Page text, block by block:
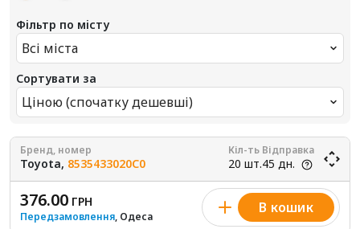
Фільтр по місту
Всі міста
Сортувати за
Ціною (спочатку дешевші)
Бренд, номер
Toyota, 8535433020C0
Кіл-ть
20 шт.
Відправка
45 дн.
376.00 ГРН
Передзамовлення, Одеса
В кошик